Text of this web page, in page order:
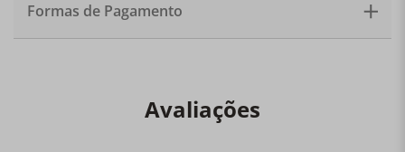
Formas de Pagamento
Avaliações